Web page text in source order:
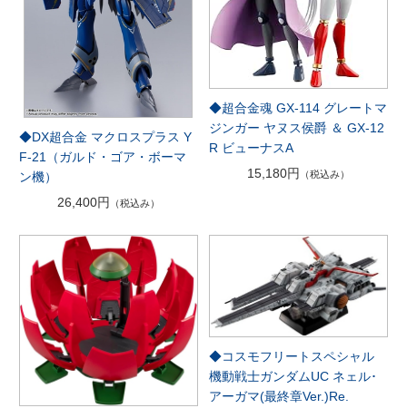
◆DX超合金 マクロスプラス Y
F-21（ガルド・ゴア・ボーマ
ン機）
26,400円
（税込み）
◆超合金魂 GX-114 グレートマ
ジンガー ヤヌス侯爵 ＆ GX-12
R ビューナスA
15,180円
（税込み）
◆コスモフリートスペシャル
機動戦士ガンダムUC ネェル･
アーガマ(最終章Ver.)Re.